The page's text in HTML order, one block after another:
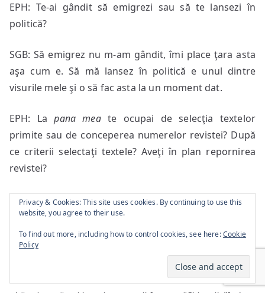
EPH: Te-ai gândit să emigrezi sau să te lansezi în
politică?
SGB: Să emigrez nu m-am gândit, îmi place ţara asta
aşa cum e. Să mă lansez în politică e unul dintre
visurile mele şi o să fac asta la un moment dat.
EPH: Lapana meate ocupai de selecţia textelor
primite sau de conceperea numerelor revistei? După
ce criterii selectaţi textele? Aveţi în plan repornirea
revistei?
SGB: Mă ocupam de selecţia poemelor care urmau să
apară în reviste, uneori. De conceperea numerelor se
ocupa Un_Cristian. Nu ştiu dacă vom reporni revista.
Momentan nici unul dintre noi nu are timp, iar
Privacy & Cookies: This site uses cookies. By continuing to use this
website, you agree to their use.
To find out more, including how to control cookies, see here:Cookie
Policy